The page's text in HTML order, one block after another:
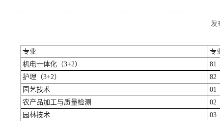
发
专业
专
机电一体化（3+2）
81
护理（3+2）
82
园艺技术
01
农产品加工与质量检测
02
园林技术
03